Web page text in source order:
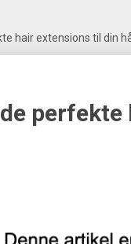
hair extensions til din